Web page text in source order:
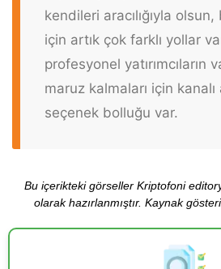
kendileri aracılığıyla
için artık çok farklı yollar
profesyonel yatırımcıların
maruz kalmaları için
seçenek bolluğu var.
Bu içerikteki görseller Kriptofoni
olarak hazırlanmıştır. Kaynak